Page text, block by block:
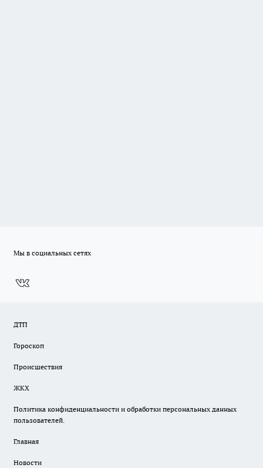
Мы в социальных сетях
ДТП
Гороскоп
Происшествия
ЖКХ
Политика конфиденциальности и обработки персональных данных
пользователей.
Главная
Новости